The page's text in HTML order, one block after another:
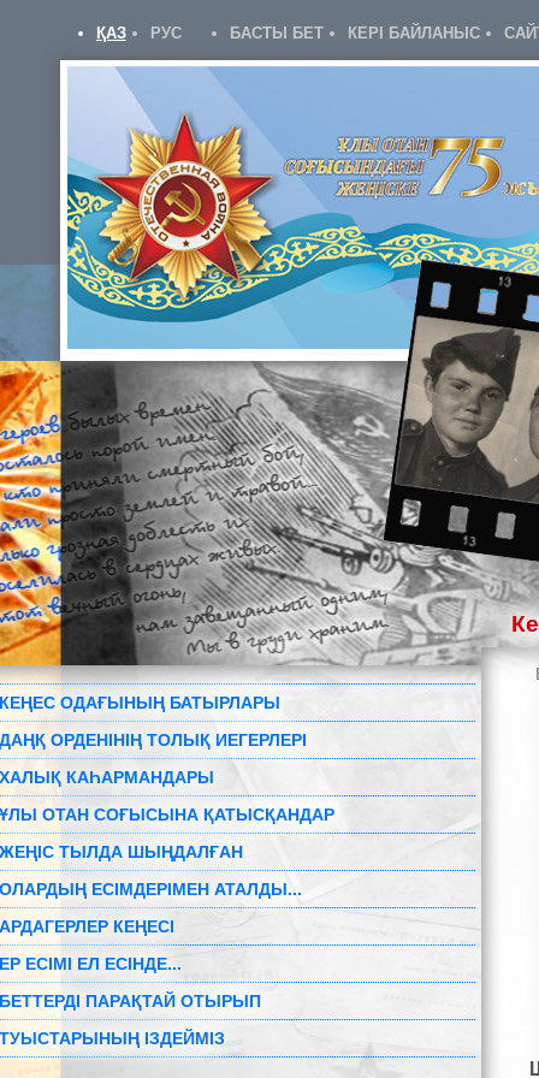
ҚАЗ РУС БАСТЫ БЕТ КЕРІ БАЙЛАНЫС
КЕҢЕС ОДАҒЫНЫҢ БАТЫРЛАРЫ
ДАҢҚ ОРДЕНІНІҢ ТОЛЫҚ ИЕГЕРЛЕРІ
ХАЛЫҚ КАҺАРМАНДАРЫ
ҰЛЫ ОТАН СОҒЫСЫНА ҚАТЫСҚАНДАР
ЖЕҢІС ТЫЛДА ШЫҢДАЛҒАН
ОЛАРДЫҢ ЕСІМДЕРІМЕН АТАЛДЫ...
АРДАГЕРЛЕР КЕҢЕСІ
ЕР ЕСІМІ ЕЛ ЕСІНДЕ...
БЕТТЕРДІ ПАРАҚТАЙ ОТЫРЫП
ТУЫСТАРЫНЫҢ ІЗДЕЙМІЗ